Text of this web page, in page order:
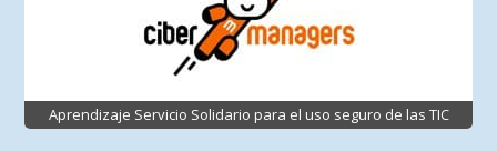
Aprendizaje Servicio Solidario para el uso seguro de las TIC